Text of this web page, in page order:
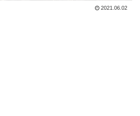
2021.06.02